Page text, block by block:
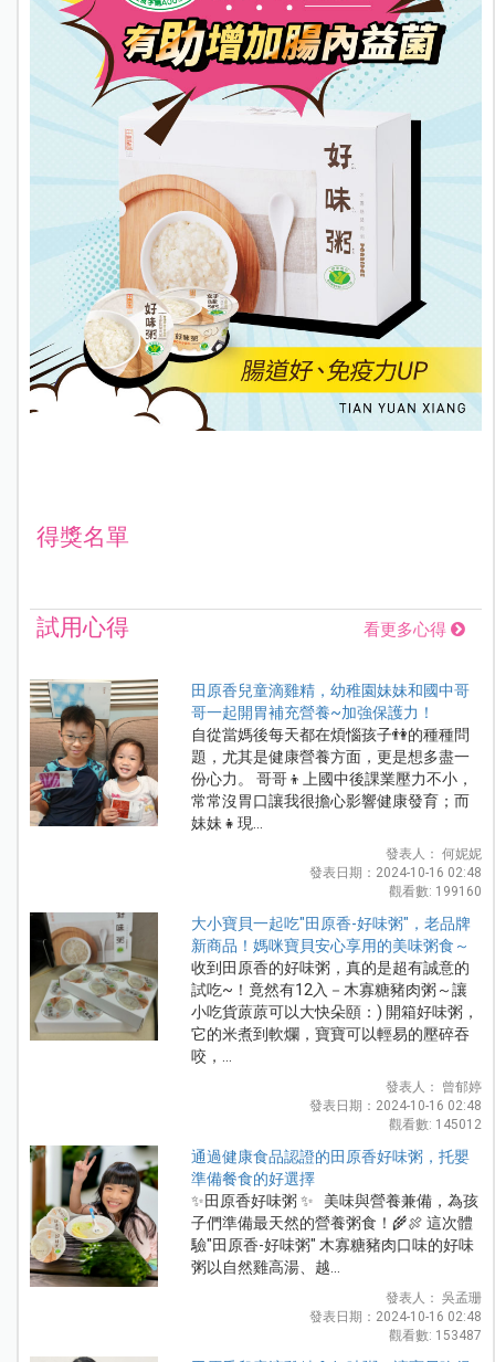
得獎名單
試用心得 看更多心得
田原香兒童滴雞精，幼稚園妹妹和國中哥
哥一起開胃補充營養~加強保護力！
自從當媽後每天都在煩惱孩子👫的種種問
題，尤其是健康營養方面，更是想多盡一
份心力。 哥哥👦上國中後課業壓力不小，
常常沒胃口讓我很擔心影響健康發育；而
妹妹👧現...
發表人： 何妮妮
發表日期：2024-10-16 02:48
觀看數: 199160
大小寶貝一起吃"田原香-好味粥"，老品牌
新商品！媽咪寶貝安心享用的美味粥食～
收到田原香的好味粥，真的是超有誠意的
試吃~！竟然有12入－木寡糖豬肉粥～讓
小吃貨蒝蒝可以大快朵頤：) 開箱好味粥，
它的米煮到軟爛，寶寶可以輕易的壓碎吞
咬，...
發表人： 曾郁婷
發表日期：2024-10-16 02:48
觀看數: 145012
通過健康食品認證的田原香好味粥，托嬰
準備餐食的好選擇
✨田原香好味粥 ✨ 美味與營養兼備，為孩
子們準備最天然的營養粥食！🌾🍖 這次體
驗"田原香-好味粥" 木寡糖豬肉口味的好味
粥以自然雞高湯、越...
發表人： 吳孟珊
發表日期：2024-10-16 02:48
觀看數: 153487